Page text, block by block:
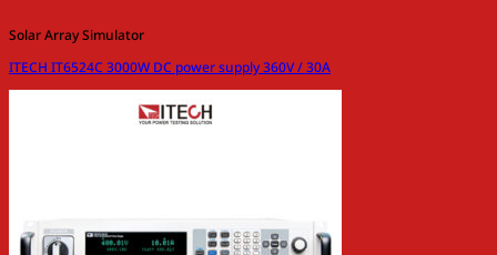
Solar Array Simulator
ITECH IT6524C 3000W DC power supply 360V / 30A